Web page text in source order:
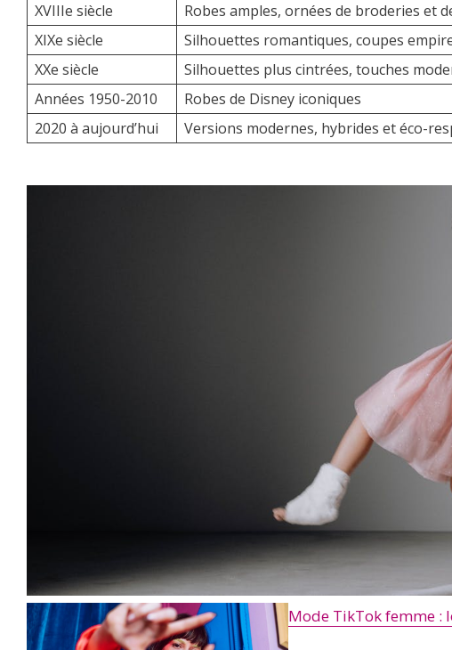
XVIIIe siècle Robes amples, ornées de broderies et
XIXe siècle
Silhouettes romantiques, coupes
XXe siècle
Silhouettes plus cintrées, touches
Années 1950-2010
Robes de Disney iconiques
2020 à aujourd’hui
Versions modernes, hybrides et éco-
Mode TikTok femme :